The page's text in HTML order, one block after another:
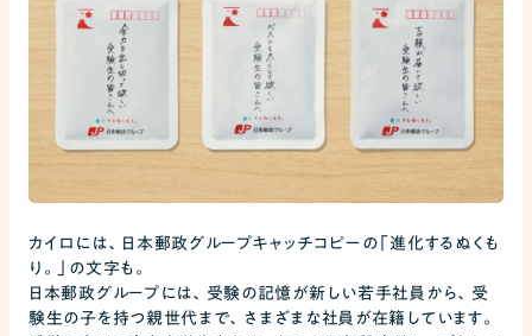
カイロには、日本郵政グループキャッチコピーの「進化するぬくも
り。」の文字も。
日本郵政グループには、受験の記憶が新しい若手社員から、受
験生の子を持つ親世代まで、さまざまな社員が在籍しています。